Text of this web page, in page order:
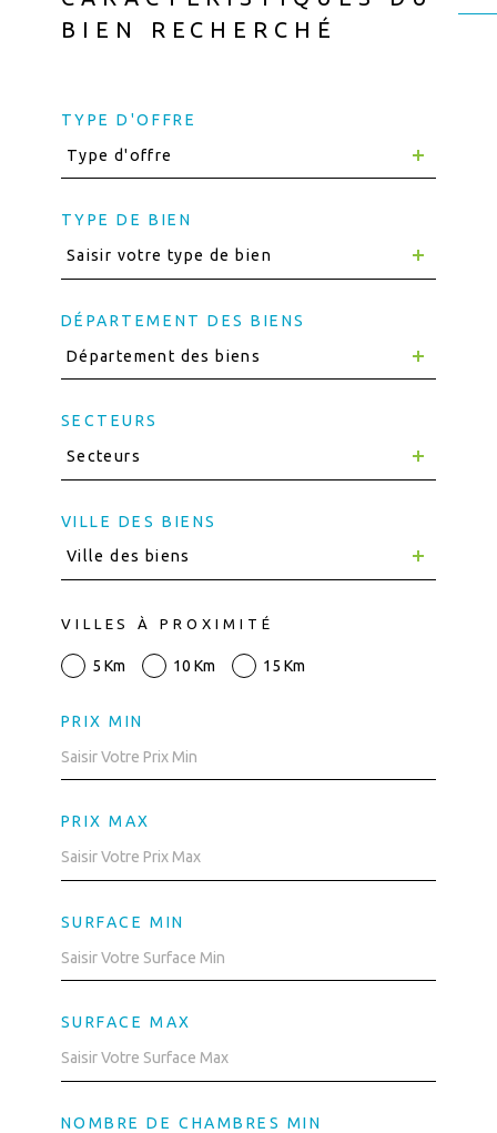
BIEN RECHERCHÉ
TYPE D'OFFRE
Type d'offre
TYPE DE BIEN
Saisir votre type de bien
DÉPARTEMENT DES BIENS
Département des biens
SECTEURS
Secteurs
VILLE DES BIENS
Ville des biens
VILLES À PROXIMITÉ
5 Km 10 Km 15 Km
PRIX MIN
PRIX MAX
SURFACE MIN
SURFACE MAX
NOMBRE DE CHAMBRES MIN